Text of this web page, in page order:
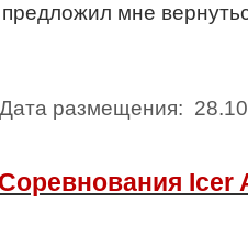
мне
размещения:
Соревнования Icer